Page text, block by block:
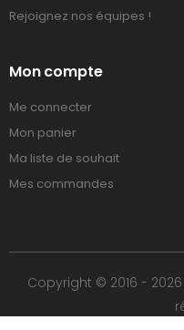
Rejoignez nos équipes !
Mon compte
Me connecter
Mon panier
Ma liste de souhait
Mes commandes
Copyright © 2016 -